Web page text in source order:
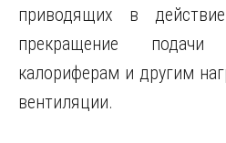
приводящих в
прекращение
калориферам и другим
вентиляции.